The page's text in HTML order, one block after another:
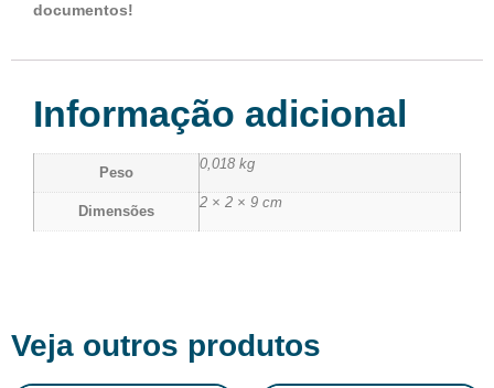
documentos!
Informação adicional
Peso
0,018 kg
Dimensões
2 × 2 × 9 cm
Veja outros produtos